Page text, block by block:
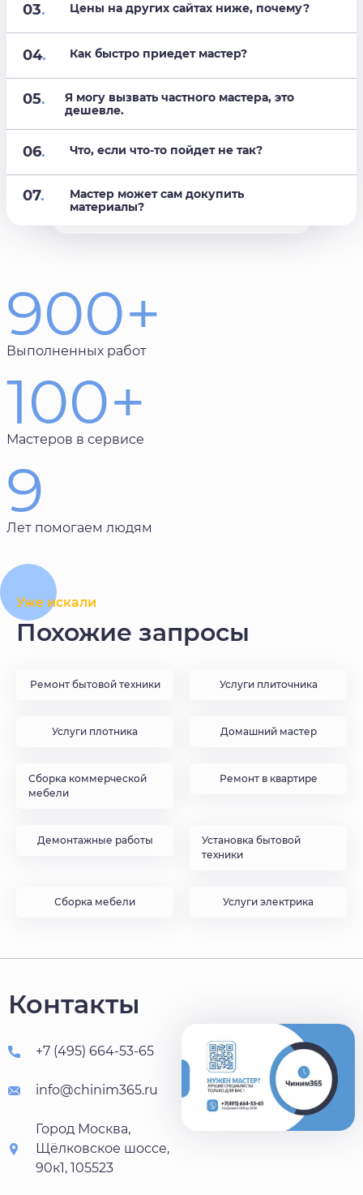
03. Цены на других сайтах ниже, почему?
04. Как быстро приедет мастер?
05.
Я могу вызвать частного мастера, это
дешевле.
06. Что, если что-то пойдет не так?
07.
Мастер может сам докупить
материалы?
900+
Выполненных работ
100+
Мастеров в сервисе
9
Лет помогаем людям
Уже искали
Похожие запросы
Ремонт бытовой техники Услуги плиточника
Услуги плотника Домашний мастер
Сборка коммерческой
мебели
Ремонт в квартире
Демонтажные работы
Установка бытовой
техники
Сборка мебели Услуги электрика
Контакты
+7 (495) 664-53-65
info@chinim365.ru
Город Москва,
Щёлковское шоссе,
90к1, 105523